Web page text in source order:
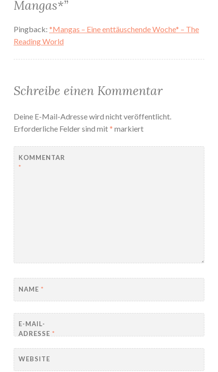
Mangas*”
Pingback: *Mangas – Eine enttäuschende Woche* – The
Reading World
Schreibe einen Kommentar
Deine E-Mail-Adresse wird nicht veröffentlicht.
Erforderliche Felder sind mit* markiert
KOMMENTAR
*
NAME *
E-MAIL-
ADRESSE *
WEBSITE